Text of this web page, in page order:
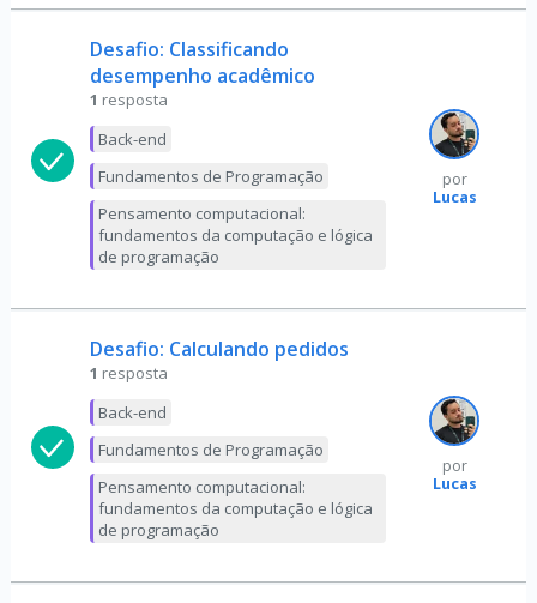
Desafio: Classificando
desempenho acadêmico
1 resposta
Back-end
Fundamentos de Programação
Pensamento computacional:
fundamentos da computação e lógica
de programação
por
Lucas
Desafio: Calculando pedidos
1 resposta
Back-end
Fundamentos de Programação
Pensamento computacional:
fundamentos da computação e lógica
de programação
por
Lucas